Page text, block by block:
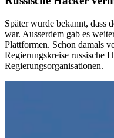
Später wurde bekannt, dass
war. Ausserdem gab es
Plattformen. Schon damals
Regierungskreise russische
Regierungsorganisationen.